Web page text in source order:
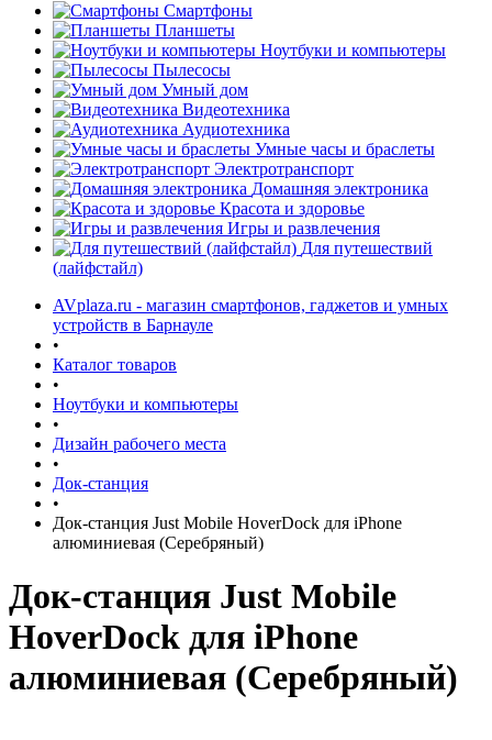
Смартфоны
Планшеты
Ноутбуки и компьютеры
Пылесосы
Умный дом
Видеотехника
Аудиотехника
Умные часы и браслеты
Электротранспорт
Домашняя электроника
Красота и здоровье
Игры и развлечения
Для путешествий
(лайфстайл)
AVplaza.ru - магазин смартфонов, гаджетов и умных
устройств в Барнауле
•
Каталог товаров
•
Ноутбуки и компьютеры
•
Дизайн рабочего места
•
Док-станция
•
Док-станция Just Mobile HoverDock для iPhone
алюминиевая (Серебряный)
Док-станция Just Mobile
HoverDock для iPhone
алюминиевая (Серебряный)
раз в 2 недели